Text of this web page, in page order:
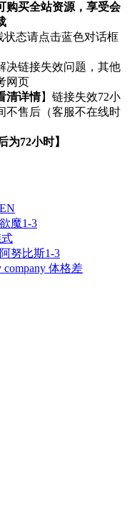
购买全站资源，享受会
状态请点击蓝色对话框
决链接失效问题，其他
网页
清详情】链接失效72小
不售后（客服不在线时
为72小时】
魔1-3
努比斯1-3
company 体格差